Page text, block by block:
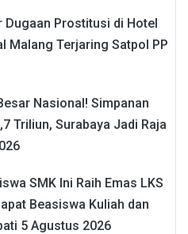
Dugaan Prostitusi di Hotel
Malang Terjaring Satpol PP
Nasional! Simpanan
Triliun, Surabaya Jadi Raja
SMK Ini Raih Emas LKS
Beasiswa Kuliah dan
5 Agustus 2026